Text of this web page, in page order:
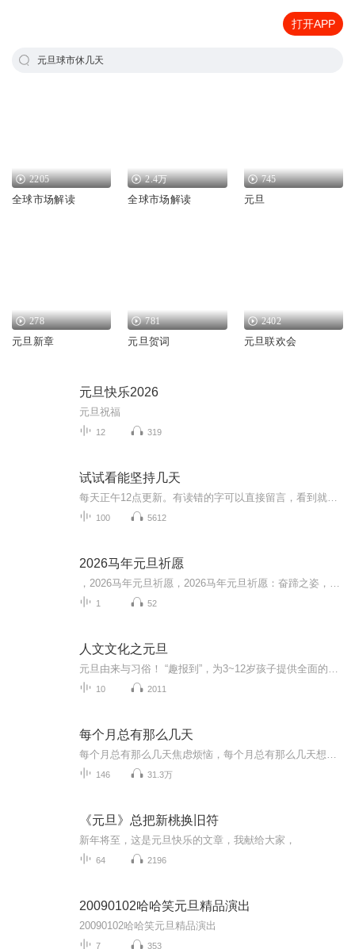
打开APP
元旦球市休几天
2205
全球市场解读
2.4万
全球市场解读
745
元旦
278
元旦新章
781
元旦贺词
2402
元旦联欢会
元旦快乐2026
元旦祝福
12 319
试试看能坚持几天
100 5612
2026马年元旦祈愿
1 52
人文文化之元旦
10 2011
每个月总有那么几天
146 31.3万
《元旦》总把新桃换旧符
新年将至，这是元旦快乐的文章，我献给大家，
64 2196
20090102哈哈笑元旦精品演出
20090102哈哈笑元旦精品演出
7 353